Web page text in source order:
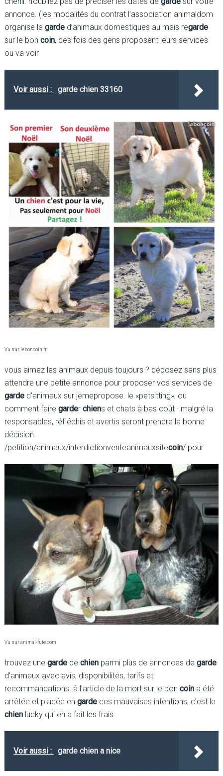
annonce. (les modalités du contrat l’association animaldom
organise la garded’animaux domestiques au mais regarde
sur le bon coin, des fois des gens proposent leurs services
ou va voir
Voir aussi : garde chien 33160
Vu sur leboncoin.fr
vous aimez les animaux depuis toujours ? déposez sans plus
attendre une petite annonce pour proposer vos services de
garded’animaux sur jemepropose. le «petsitting», ou
comment faire garder chiens et chats à bas coût · malgré la
responsables, réfléchis et avertis seront prendre la bonne
décision.
/petition/animaux/interdictionventeanimauxsitecoin/ pour
Vu sur animal-fute.com
trouvez une gardede chienparmi plus de annonces de garde
d’animaux avec avis, disponibilités, tarifs et
recommandations. à l’article de la mort sur le bon coina été
arrêtée et placée en gardeces mauvaises intentions, c’est le
chienlucky qui en a fait les frais.
Voir aussi : garde chien a nice